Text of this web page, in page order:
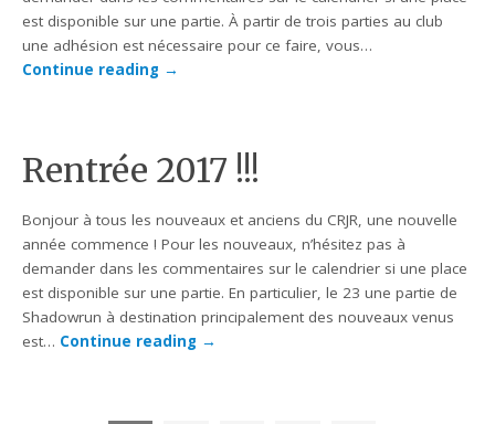
est disponible sur une partie. À partir de trois parties au club
une adhésion est nécessaire pour ce faire, vous…
Continue reading →
Rentrée 2017 !!!
Bonjour à tous les nouveaux et anciens du CRJR, une nouvelle
année commence ! Pour les nouveaux, n’hésitez pas à
demander dans les commentaires sur le calendrier si une place
est disponible sur une partie. En particulier, le 23 une partie de
Shadowrun à destination principalement des nouveaux venus
est… Continue reading →